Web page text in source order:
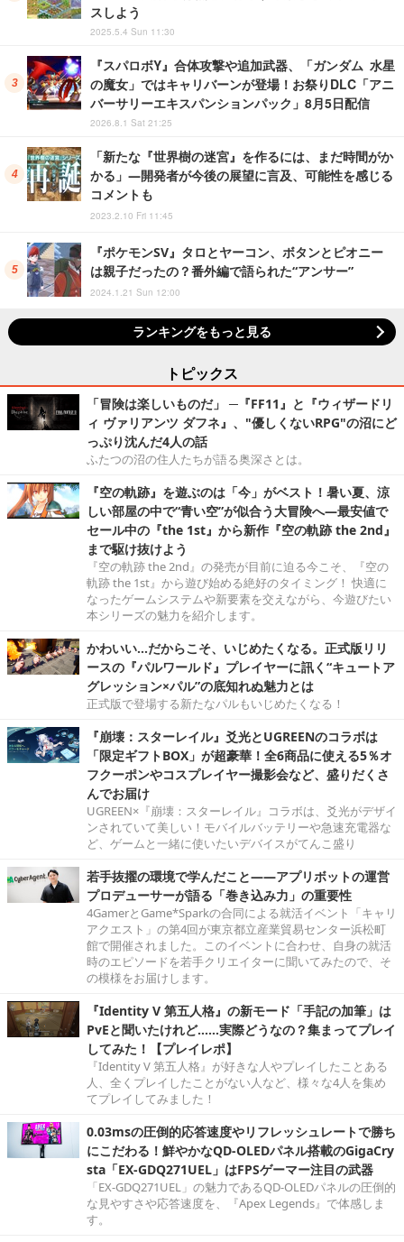
スしよう
2025.5.4 Sun 11:30
『スパロボY』合体攻撃や追加武器、「ガンダム 水星
の魔女」ではキャリバーンが登場！お祭りDLC「アニ
バーサリーエキスパンションパック」8月5日配信
2026.8.1 Sat 21:25
「新たな『世界樹の迷宮』を作るには、まだ時間がか
かる」―開発者が今後の展望に言及、可能性を感じる
コメントも
2023.2.10 Fri 11:45
『ポケモンSV』タロとヤーコン、ボタンとピオニー
は親子だったの？番外編で語られた“アンサー”
2024.1.21 Sun 12:00
ランキングをもっと見る
トピックス
「冒険は楽しいものだ」 ─『FF11』と『ウィザードリ
ィ ヴァリアンツ ダフネ』、"優しくないRPG"の沼にど
っぷり沈んだ4人の話
ふたつの沼の住人たちが語る奥深さとは。
『空の軌跡』を遊ぶのは「今」がベスト！暑い夏、涼
しい部屋の中で“青い空”が似合う大冒険へ―最安値で
セール中の『the 1st』から新作『空の軌跡 the 2nd』
まで駆け抜けよう
『空の軌跡 the 2nd』の発売が目前に迫る今こそ、『空の
軌跡 the 1st』から遊び始める絶好のタイミング！ 快適に
なったゲームシステムや新要素を交えながら、今遊びたい
本シリーズの魅力を紹介します。
かわいい…だからこそ、いじめたくなる。正式版リリ
ースの『パルワールド』プレイヤーに訊く“キュートア
グレッション×パル”の底知れぬ魅力とは
正式版で登場する新たなパルもいじめたくなる！
『崩壊：スターレイル』爻光とUGREENのコラボは
「限定ギフトBOX」が超豪華！全6商品に使える5％オ
フクーポンやコスプレイヤー撮影会など、盛りだくさ
んでお届け
UGREEN×『崩壊：スターレイル』コラボは、爻光がデザイ
ンされていて美しい！モバイルバッテリーや急速充電器な
ど、ゲームと一緒に使いたいデバイスがてんこ盛り
若手抜擢の環境で学んだこと――アプリボットの運営
プロデューサーが語る「巻き込み力」の重要性
4GamerとGame*Sparkの合同による就活イベント「キャリ
アクエスト」の第4回が東京都立産業貿易センター浜松町
館で開催されました。このイベントに合わせ、自身の就活
時のエピソードを若手クリエイターに聞いてみたので、そ
の模様をお届けします。
『Identity V 第五人格』の新モード「手記の加筆」は
PvEと聞いたけれど……実際どうなの？集まってプレイ
してみた！【プレイレポ】
『Identity V 第五人格』が好きな人やプレイしたことある
人、全くプレイしたことがない人など、様々な4人を集め
てプレイしてみました！
0.03msの圧倒的応答速度やリフレッシュレートで勝ち
にこだわる！鮮やかなQD-OLEDパネル搭載のGigaCry
sta「EX-GDQ271UEL」はFPSゲーマー注目の武器
「EX-GDQ271UEL」の魅力であるQD-OLEDパネルの圧倒的
な見やすさや応答速度を、『Apex Legends』で体感しま
す。